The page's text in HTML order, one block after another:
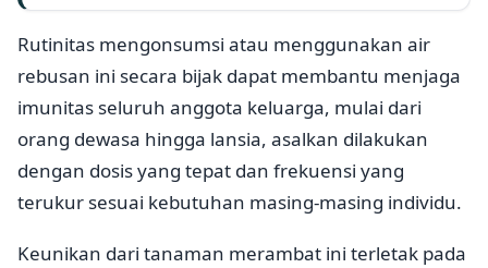
Rutinitas mengonsumsi atau menggunakan air
rebusan ini secara bijak dapat membantu menjaga
imunitas seluruh anggota keluarga, mulai dari
orang dewasa hingga lansia, asalkan dilakukan
dengan dosis yang tepat dan frekuensi yang
terukur sesuai kebutuhan masing-masing individu.
Keunikan dari tanaman merambat ini terletak pada